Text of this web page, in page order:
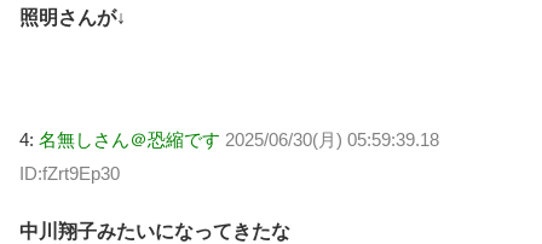
照明さんが↓
4: 名無しさん＠恐縮です 2025/06/30(月) 05:59:39.18
ID:fZrt9Ep30
中川翔子みたいになってきたな